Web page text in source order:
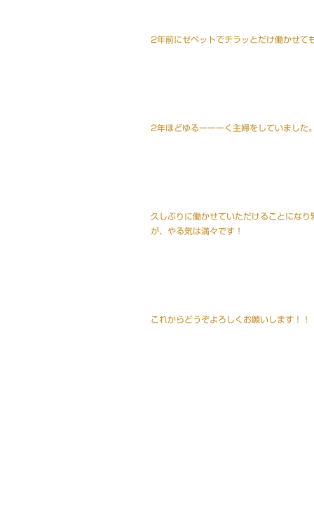
2年前にゼペットでチラッとだけ働かせて
2年ほどゆるーーーく主婦をしていました。
久しぶりに働かせていただけることにな
が、やる気は満々です！
これからどうぞよろしくお願いします！！